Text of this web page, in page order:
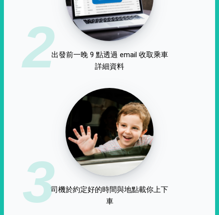
2出發前一晚 9 點透過 email 收取乘車
詳細資料
3司機於約定好的時間與地點載你上下
車